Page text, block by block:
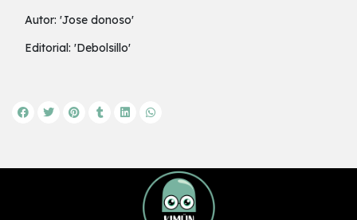
Autor: 'Jose donoso'
Editorial: 'Debolsillo'